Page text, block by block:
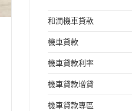
和潤機車貸款
機車貸款
機車貸款利率
機車貸款增貸
機車貸款專區